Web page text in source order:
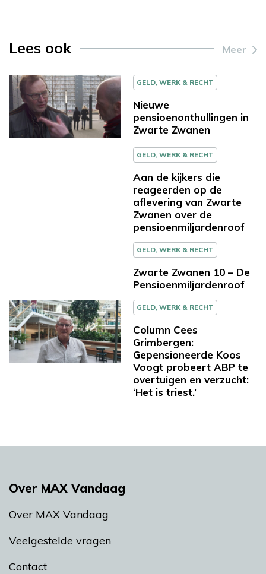
Lees ook Meer
GELD, WERK & RECHT
Nieuwe
pensioenonthullingen in
Zwarte Zwanen
GELD, WERK & RECHT
Aan de kijkers die
reageerden op de
aflevering van Zwarte
Zwanen over de
pensioenmiljardenroof
GELD, WERK & RECHT
Zwarte Zwanen 10 – De
Pensioenmiljardenroof
GELD, WERK & RECHT
Column Cees
Grimbergen:
Gepensioneerde Koos
Voogt probeert ABP te
overtuigen en verzucht:
‘Het is triest.’
Over MAX Vandaag
Over MAX Vandaag
Veelgestelde vragen
Contact